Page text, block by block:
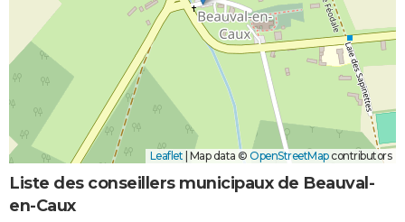
Leaflet Map data © OpenStreetMapcontributors
Liste des conseillers municipaux de Beauval-
en-Caux